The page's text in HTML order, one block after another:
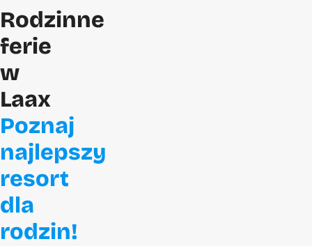
Rodzinne
ferie
w
Laax
Poznaj
najlepszy
resort
dla
rodzin!